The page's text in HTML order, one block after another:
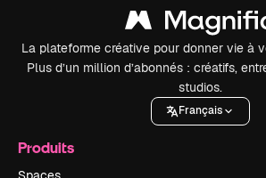
La plateforme créative pour donner vie à
Plus d’un million d’abonnés : créatifs,
studios.
Français
Produits